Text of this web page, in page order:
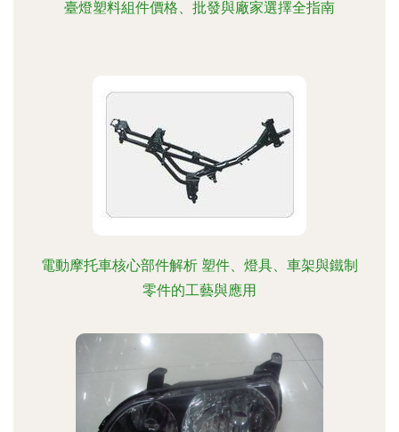
臺燈塑料組件價格、批發與廠家選擇全指南
電動摩托車核心部件解析 塑件、燈具、車架與鐵制
零件的工藝與應用